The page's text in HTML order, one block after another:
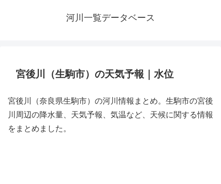
河川一覧データベース
宮後川（生駒市）の天気予報｜水位
宮後川（奈良県生駒市）の河川情報まとめ。生駒市の宮後
川周辺の降水量、天気予報、気温など、天候に関する情報
をまとめました。